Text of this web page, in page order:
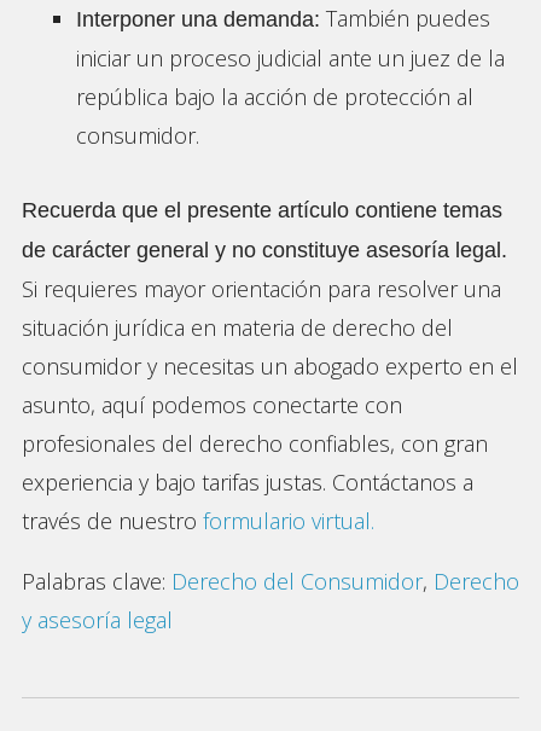
Interponer una demanda: También puedes
iniciar un proceso judicial ante un juez de la
república bajo la acción de protección al
consumidor.
Recuerda que el presente artículo contiene temas
de carácter general y no constituye asesoría legal.
Si requieres mayor orientación para resolver una
situación jurídica en materia de derecho del
consumidor y necesitas un abogado experto en el
asunto, aquí podemos conectarte con
profesionales del derecho confiables, con gran
experiencia y bajo tarifas justas. Contáctanos a
través de nuestro formulario virtual.
Palabras clave: Derecho del Consumidor, Derecho
y asesoría legal